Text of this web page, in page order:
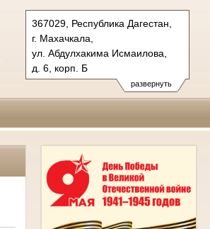
развернуть
367029, Республика Дагестан,
г. Махачкала,
ул. Абдулхакима Исмаилова,
д. 6, корп. Б
Тел.: (8722) 63-84-00
usd.dag@sudrf.ru